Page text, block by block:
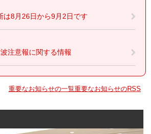
は8月26日から9月2日です
注意報に関する情報
重要なお知らせの一覧重要なお知らせのRSS